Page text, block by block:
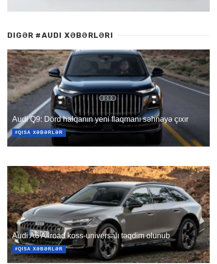
DIGƏR #AUDI XƏBƏRLƏRI
Audi Q9: Dörd halqanın yeni flaqmanı səhnəyə çıxır
#QISA XƏBƏRLƏR
Audi A6 Allroad koss-universalı təqdim olunub
#QISA XƏBƏRLƏR